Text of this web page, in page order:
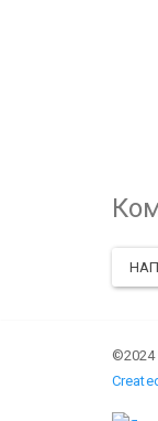
©2024